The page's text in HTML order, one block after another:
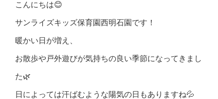
こんにちは😊
サンライズキッズ保育園西明石園です！
暖かい日が増え、
お散歩や戸外遊びが気持ちの良い季節になってきまし
た🌿
日によっては汗ばむような陽気の日もありますね💦